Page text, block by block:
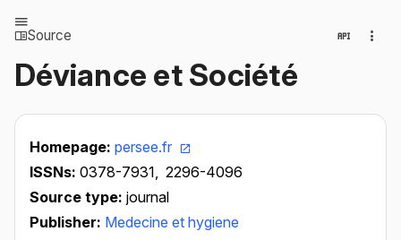
Source
Déviance et Société
Homepage: persee.fr
ISSNs: 0378-7931, 2296-4096
Source type: journal
Publisher: Medecine et hygiene